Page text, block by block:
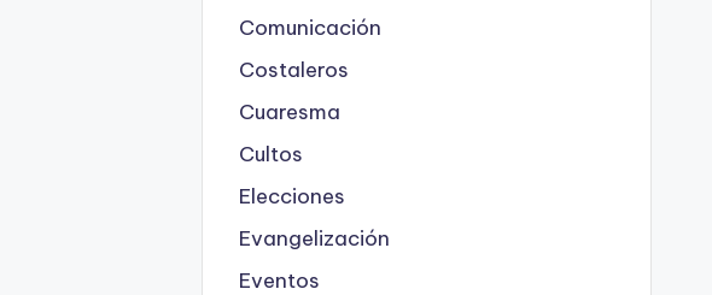
Comunicación
Costaleros
Cuaresma
Cultos
Elecciones
Evangelización
Eventos